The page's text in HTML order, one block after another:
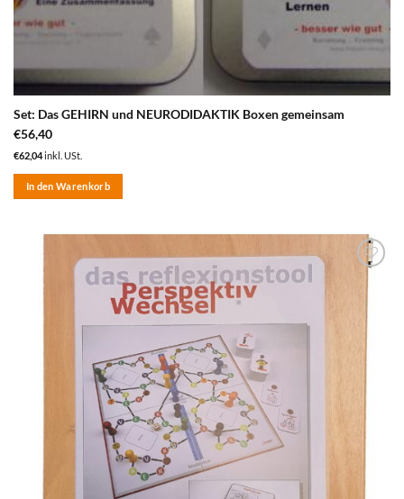
Set: Das GEHIRN und NEURODIDAKTIK Boxen gemeinsam
€56,40
€62,04inkl. USt.
In den Warenkorb